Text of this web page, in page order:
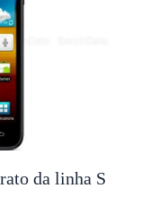
da linha S